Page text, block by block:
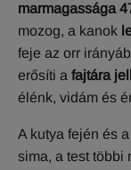
marmagassága
mozog, a kanok
feje az orr
erősíti a fajtára
élénk, vidám és
A kutya fején és
sima, a test többi